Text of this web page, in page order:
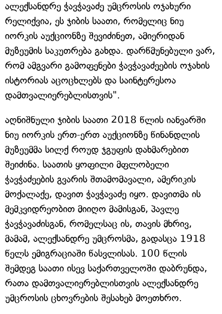
ალექსანდრე ჭავჭავაძე უმცროსის ოჯახური
რელიქვია, ეს ჯიბის საათი, რომელიც ნიუ
იორკის აუქციონზე შევიძინეთ, ამიერიდან
მუზეუმის საკუთრება გახდა. დარწმუნებული ვარ,
რომ ამგვარი გამოფენები ჭავჭავაძეების ოჯახის
ისტორიას აცოცხლებს და საინტერესოა
დამთვალიერებლისთვის".
აღნიშნული ჯიბის საათი 2018 წლის იანვარში
ნიუ იორკის ერთ-ერთ აუქციონზე წინანდლის
მუზეუმმა სილქ როუდ ჯგუფის დახმარებით
შეიძინა. საათის ყოფილი მფლობელი
ჭავჭაძეების გვარის შთამომავალი, ამერიკის
მოქალაქე, დავით ჭავჭავაძე იყო. დავითმა ის
მემკვიდრეობით მიიღო მამისგან, პავლე
ჭავჭავაძისგან, რომელსაც ის, თავის მხრივ,
მამამ, ალექსანდრე უმცროსმა, გადასცა 1918
წელს ემიგრაციაში წასვლისას. 100 წლის
შემდეგ საათი ისევ საქართველოში დაბრუნდა,
რათა დამთვალიერებლისთვის ალექსანდრე
უმცროსის ცხოვრების შესახებ მოეთხრო.